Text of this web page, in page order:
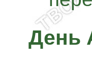
День